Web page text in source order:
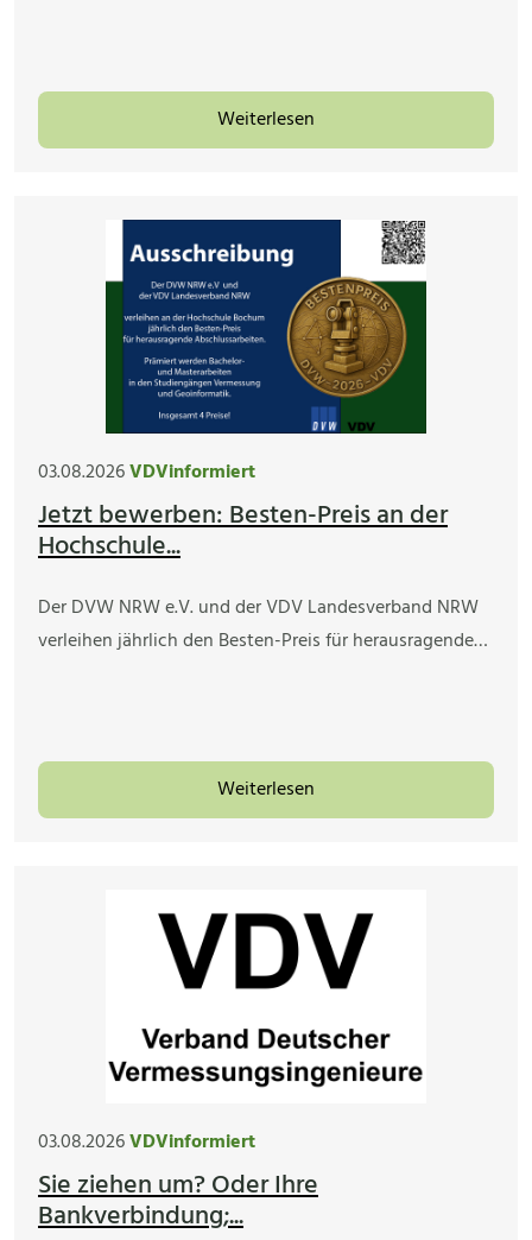
Weiterlesen
03.08.2026VDVinformiert
Jetzt bewerben: Besten-Preis an der
Hochschule...
Der DVW NRW e.V. und der VDV Landesverband NRW
verleihen jährlich den Besten-Preis für herausragende…
Weiterlesen
03.08.2026VDVinformiert
Sie ziehen um? Oder Ihre
Bankverbindung;...